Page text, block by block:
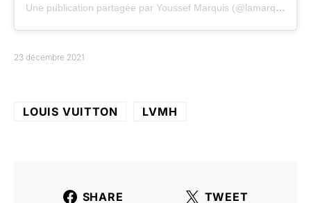
Une publication partagée par Youssef Marquis (@lamarquisette)
23 décembre 2021
LOUIS VUITTON LVMH
SHARE TWEET